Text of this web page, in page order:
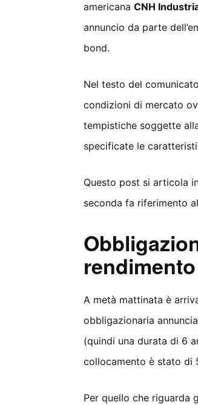
americana CNH
annuncio da parte
bond.
Nel testo del
condizioni di mercato
tempistiche soggette
specificate le
Questo post si articola
seconda fa riferimento
A metà mattinata è
obbligazionaria
(quindi una durata di 6
collocamento è stato di
Per quello che riguarda